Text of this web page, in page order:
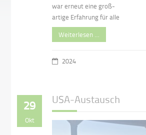
war erneut eine groß-
artige Erfahrung für alle
Weiterlesen …
2024
29
Okt
USA-Austausch